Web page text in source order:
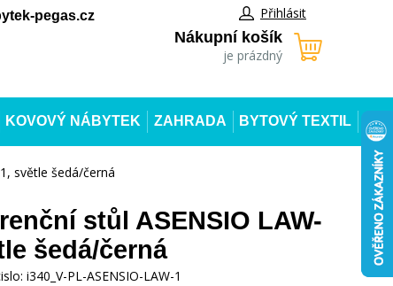
pegas.cz Přihlásit
Nákupní košík
je prázdný
KOVOVÝ NÁBYTEK ZAHRADA BYTOVÝ TEXTIL
světle šedá/černá
stůl ASENSIO LAW-
šedá/černá
i340_V-PL-ASENSIO-LAW-1